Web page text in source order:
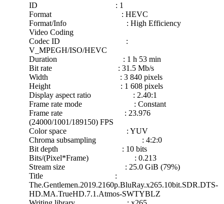
ID : 1
Format : HEVC
Format/Info : High Efficiency
Video Coding
Codec ID :
V_MPEGH/ISO/HEVC
Duration : 1 h 53 min
Bit rate : 31.5 Mb/s
Width : 3 840 pixels
Height : 1 608 pixels
Display aspect ratio : 2.40:1
Frame rate mode : Constant
Frame rate : 23.976
(24000/1001/189150) FPS
Color space : YUV
Chroma subsampling : 4:2:0
Bit depth : 10 bits
Bits/(Pixel*Frame) : 0.213
Stream size : 25.0 GiB (79%)
Title :
The.Gentlemen.2019.2160p.BluRay.x265.10bit.SDR.DTS-
HD.MA.TrueHD.7.1.Atmos-SWTYBLZ